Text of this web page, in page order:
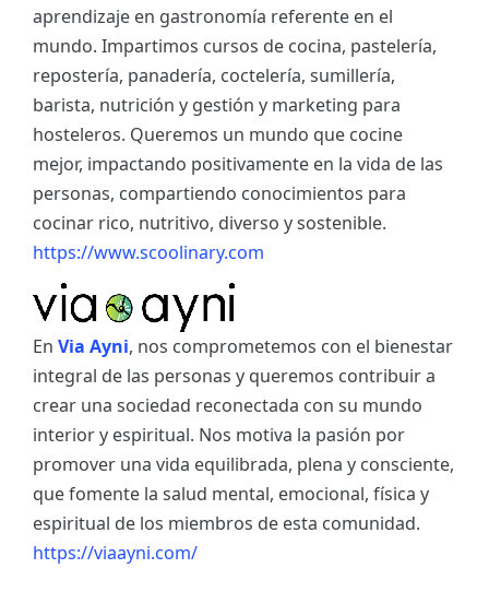
aprendizaje en gastronomía referente en el
mundo. Impartimos cursos de cocina, pastelería,
repostería, panadería, coctelería, sumillería,
barista, nutrición y gestión y marketing para
hosteleros. Queremos un mundo que cocine
mejor, impactando positivamente en la vida de las
personas, compartiendo conocimientos para
cocinar rico, nutritivo, diverso y sostenible.
https://www.scoolinary.com
En Via Ayni, nos comprometemos con el bienestar
integral de las personas y queremos contribuir a
crear una sociedad reconectada con su mundo
interior y espiritual. Nos motiva la pasión por
promover una vida equilibrada, plena y consciente,
que fomente la salud mental, emocional, física y
espiritual de los miembros de esta comunidad.
https://viaayni.com/